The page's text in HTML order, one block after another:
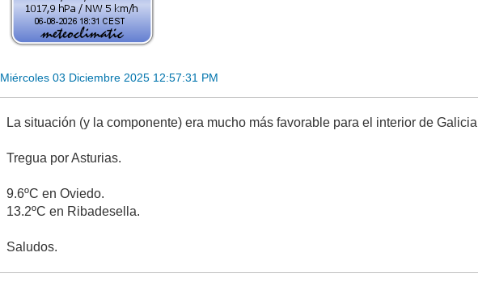
Miércoles 03 Diciembre 2025 12:57:31 PM
La situación (y la componente) era mucho más favorable para el interior de
Tregua por Asturias.
9.6ºC en Oviedo.
13.2ºC en Ribadesella.
Saludos.